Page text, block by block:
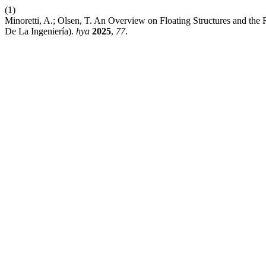
(1)
Minoretti, A.; Olsen, T. An Overview on Floating Structures and the
De La Ingeniería). hya 2025, 77.